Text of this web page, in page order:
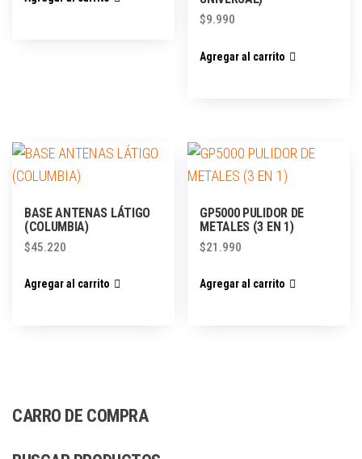
$9.990
Agregar al carrito
BASE ANTENAS LÁTIGO
(COLUMBIA)
$45.220
Agregar al carrito
GP5000 PULIDOR DE
METALES (3 EN 1)
$21.990
Agregar al carrito
CARRO DE COMPRA